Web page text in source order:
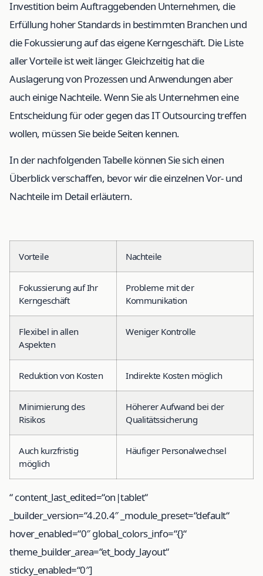
Investition beim Auftraggebenden Unternehmen, die
Erfüllung hoher Standards in bestimmten Branchen und
die Fokussierung auf das eigene Kerngeschäft. Die Liste
aller Vorteile ist weit länger. Gleichzeitig hat die
Auslagerung von Prozessen und Anwendungen aber
auch einige Nachteile. Wenn Sie als Unternehmen eine
Entscheidung für oder gegen das IT Outsourcing treffen
wollen, müssen Sie beide Seiten kennen.
In der nachfolgenden Tabelle können Sie sich einen
Überblick verschaffen, bevor wir die einzelnen Vor- und
Nachteile im Detail erläutern.
Vorteile Nachteile
Fokussierung auf Ihr
Kerngeschäft
Probleme mit der
Kommunikation
Flexibel in allen
Aspekten
Weniger Kontrolle
Reduktion von Kosten Indirekte Kosten möglich
Minimierung des
Risikos
Höherer Aufwand bei der
Qualitätssicherung
Auch kurzfristig
möglich
Häufiger Personalwechsel
“ content_last_edited=“on|tablet“
_builder_version=“4.20.4″ _module_preset=“default“
hover_enabled=“0″ global_colors_info=“{}“
theme_builder_area=“et_body_layout“
sticky_enabled=“0″]